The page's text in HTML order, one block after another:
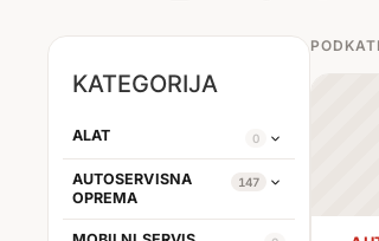
KATEGORIJA
ALAT 0
AUTOSERVISNA
OPREMA
147